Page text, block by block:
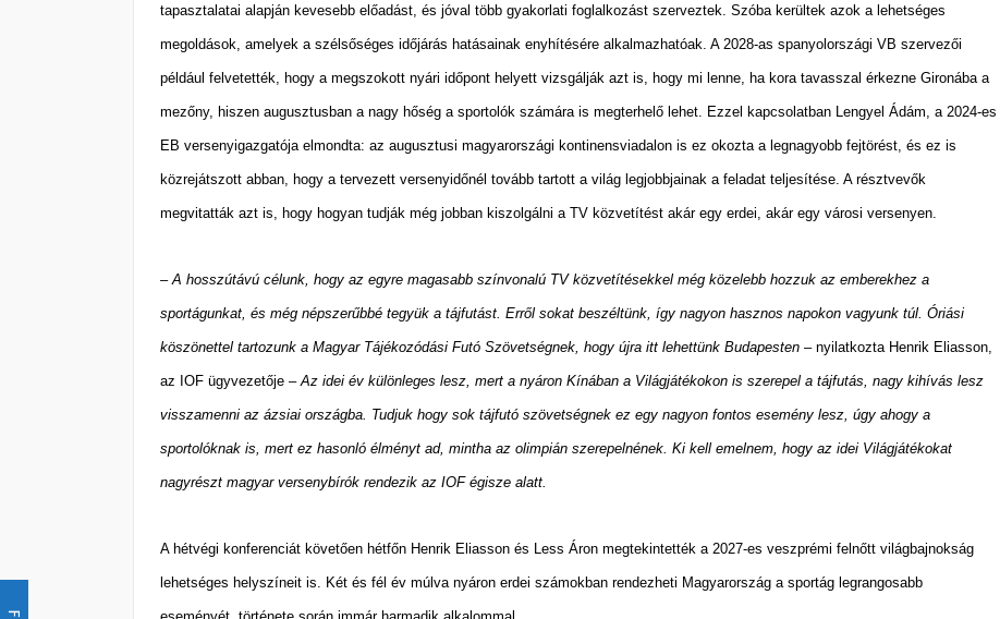
tapasztalatai alapján kevesebb előadást, és jóval több gyakorlati foglalkozást szerveztek. Szóba kerültek azok a lehetséges
megoldások, amelyek a szélsőséges időjárás hatásainak enyhítésére alkalmazhatóak. A 2028-as spanyolországi VB szervezői
például felvetették, hogy a megszokott nyári időpont helyett vizsgálják azt is, hogy mi lenne, ha kora tavasszal érkezne Gironába a
mezőny, hiszen augusztusban a nagy hőség a sportolók számára is megterhelő lehet. Ezzel kapcsolatban Lengyel Ádám, a 2024-es
EB versenyigazgatója elmondta: az augusztusi magyarországi kontinensviadalon is ez okozta a legnagyobb fejtörést, és ez is
közrejátszott abban, hogy a tervezett versenyidőnél tovább tartott a világ legjobbjainak a feladat teljesítése. A résztvevők
megvitatták azt is, hogy hogyan tudják még jobban kiszolgálni a TV közvetítést akár egy erdei, akár egy városi versenyen.
– A hosszútávú célunk, hogy az egyre magasabb színvonalú TV közvetítésekkel még közelebb hozzuk az emberekhez a
sportágunkat, és még népszerűbbé tegyük a tájfutást. Erről sokat beszéltünk, így nagyon hasznos napokon vagyunk túl. Óriási
köszönettel tartozunk a Magyar Tájékozódási Futó Szövetségnek, hogy újra itt lehettünk Budapesten – nyilatkozta Henrik Eliasson,
az IOF ügyvezetője –Az idei év különleges lesz, mert a nyáron Kínában a Világjátékokon is szerepel a tájfutás, nagy kihívás lesz
visszamenni az ázsiai országba. Tudjuk hogy sok tájfutó szövetségnek ez egy nagyon fontos esemény lesz, úgy ahogy a
sportolóknak is, mert ez hasonló élményt ad, mintha az olimpián szerepelnének. Ki kell emelnem, hogy az idei Világjátékokat
nagyrészt magyar versenybírók rendezik az IOF égisze alatt.
A hétvégi konferenciát követően hétfőn Henrik Eliasson és Less Áron megtekintették a 2027-es veszprémi felnőtt világbajnokság
lehetséges helyszíneit is. Két és fél év múlva nyáron erdei számokban rendezheti Magyarország a sportág legrangosabb